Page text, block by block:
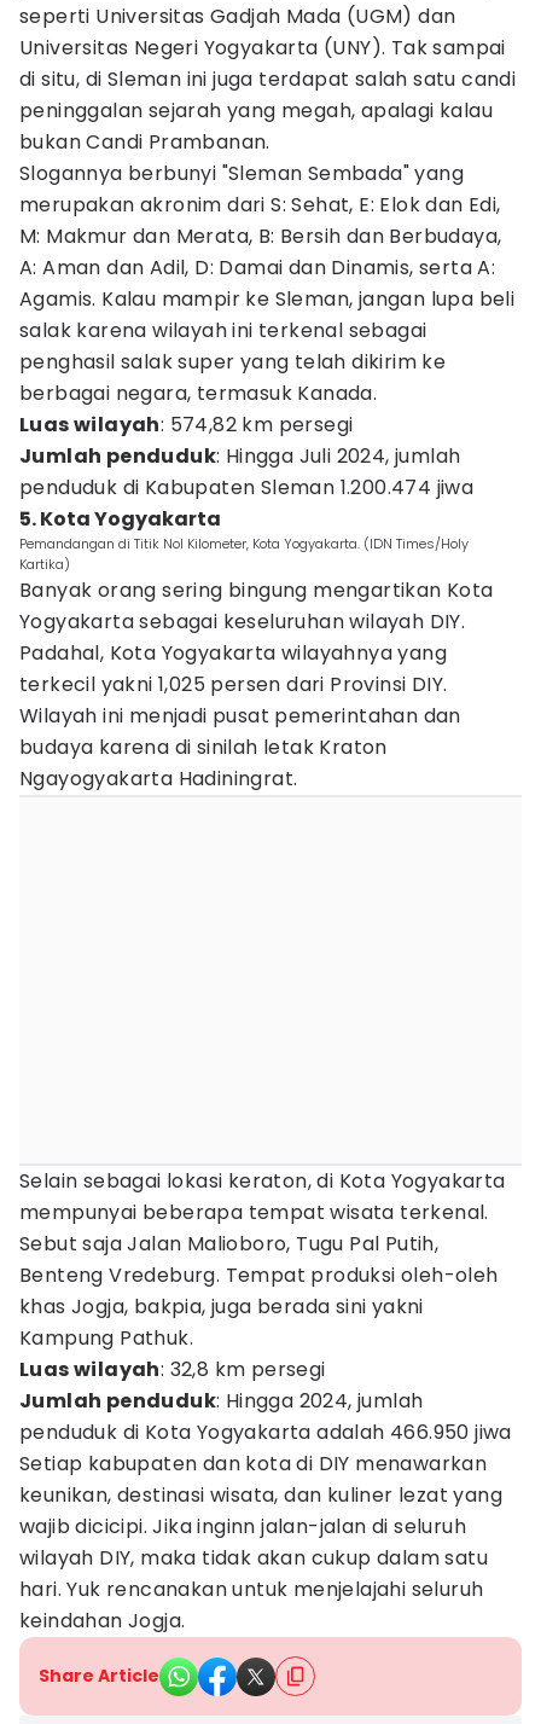
seperti Universitas Gadjah Mada (UGM) dan
Universitas Negeri Yogyakarta (UNY). Tak sampai
di situ, di Sleman ini juga terdapat salah satu candi
peninggalan sejarah yang megah, apalagi kalau
bukan Candi Prambanan.
Slogannya berbunyi "Sleman Sembada" yang
merupakan akronim dari S: Sehat, E: Elok dan Edi,
M: Makmur dan Merata, B: Bersih dan Berbudaya,
A: Aman dan Adil, D: Damai dan Dinamis, serta A:
Agamis. Kalau mampir ke Sleman, jangan lupa beli
salak karena wilayah ini terkenal sebagai
penghasil salak super yang telah dikirim ke
berbagai negara, termasuk Kanada.
Luas wilayah: 574,82 km persegi
Jumlah penduduk: Hingga Juli 2024, jumlah
penduduk di Kabupaten Sleman 1.200.474 jiwa
5. Kota Yogyakarta
Pemandangan di Titik Nol Kilometer, Kota Yogyakarta. (IDN Times/Holy
Kartika)
Banyak orang sering bingung mengartikan Kota
Yogyakarta sebagai keseluruhan wilayah DIY.
Padahal, Kota Yogyakarta wilayahnya yang
terkecil yakni 1,025 persen dari Provinsi DIY.
Wilayah ini menjadi pusat pemerintahan dan
budaya karena di sinilah letak Kraton
Ngayogyakarta Hadiningrat.
Selain sebagai lokasi keraton, di Kota Yogyakarta
mempunyai beberapa tempat wisata terkenal.
Sebut saja Jalan Malioboro, Tugu Pal Putih,
Benteng Vredeburg. Tempat produksi oleh-oleh
khas Jogja, bakpia, juga berada sini yakni
Kampung Pathuk.
Luas wilayah: 32,8 km persegi
Jumlah penduduk: Hingga 2024, jumlah
penduduk di Kota Yogyakarta adalah 466.950 jiwa
Setiap kabupaten dan kota di DIY menawarkan
keunikan, destinasi wisata, dan kuliner lezat yang
wajib dicicipi. Jika inginn jalan-jalan di seluruh
wilayah DIY, maka tidak akan cukup dalam satu
hari. Yuk rencanakan untuk menjelajahi seluruh
keindahan Jogja.
Share Article